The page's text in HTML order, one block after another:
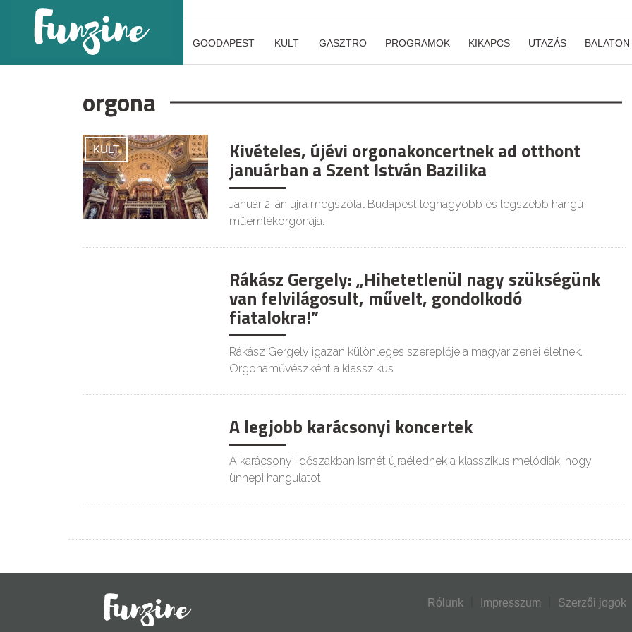
GOODAPEST KULT GASZTRO PROGRAMOK KIKAPCS UTAZÁS BALATON
orgona
KULT Kivételes, újévi orgonakoncertnek ad otthont
januárban a Szent István Bazilika
Január 2-án újra megszólal Budapest legnagyobb és legszebb hangú
műemlékorgonája.
Rákász Gergely: „Hihetetlenül nagy szükségünk
van felvilágosult, művelt, gondolkodó
fiatalokra!”
Rákász Gergely igazán különleges szereplője a magyar zenei életnek.
Orgonaművészként a klasszikus
A legjobb karácsonyi koncertek
A karácsonyi időszakban ismét újraélednek a klasszikus melódiák, hogy
ünnepi hangulatot
Rólunk Impresszum Szerzői jogok